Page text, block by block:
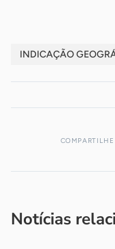
INDICAÇÃO
COMPARTILHE
Notícias